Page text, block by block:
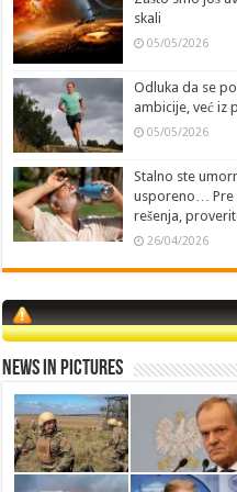
skali
05/05/2026
Odluka da se
ambicije, već iz
05/05/2026
Stalno ste
usporeno… Pre
rešenja,
26/04/2026
News in Pictures